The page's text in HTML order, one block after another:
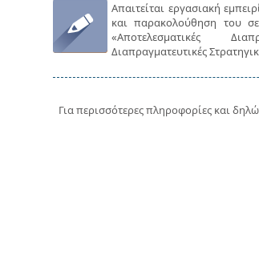
Απαιτείται εργασιακή
και παρακολούθηση του
«Αποτελεσματικές
Διαπραγματευτικές
Για περισσότερες πληροφορίες και